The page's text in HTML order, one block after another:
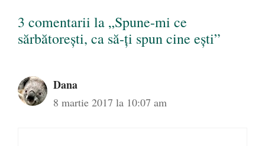
3 comentarii la „Spune-mi ce
sărbătorești, ca să-ți spun cine ești”
Dana
8 martie 2017 la 10:07 am